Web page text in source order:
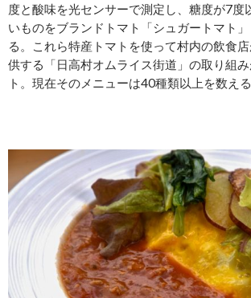
度と酸味を光センサーで測定し、糖度が7度
いものをブランドトマト「シュガートマト
る。これら特産トマトを使って村内の飲食
供する「日高村オムライス街道」の取り組
ト。現在そのメニューは40種類以上を数える